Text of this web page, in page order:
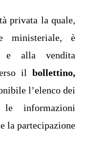
privata la quale,
ministeriale, è
e alla vendita
il bollettino,
l’elenco dei
informazioni
la partecipazione